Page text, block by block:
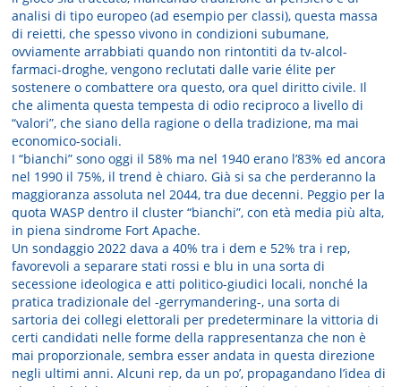
analisi di tipo europeo (ad esempio per classi), questa massa
di reietti, che spesso vivono in condizioni subumane,
ovviamente arrabbiati quando non rintontiti da tv-alcol-
farmaci-droghe, vengono reclutati dalle varie élite per
sostenere o combattere ora questo, ora quel diritto civile. Il
che alimenta questa tempesta di odio reciproco a livello di
“valori”, che siano della ragione o della tradizione, ma mai
economico-sociali.
I “bianchi” sono oggi il 58% ma nel 1940 erano l’83% ed ancora
nel 1990 il 75%, il trend è chiaro. Già si sa che perderanno la
maggioranza assoluta nel 2044, tra due decenni. Peggio per la
quota WASP dentro il cluster “bianchi”, con età media più alta,
in piena sindrome Fort Apache.
Un sondaggio 2022 dava a 40% tra i dem e 52% tra i rep,
favorevoli a separare stati rossi e blu in una sorta di
secessione ideologica e atti politico-giudici locali, nonché la
pratica tradizionale del -gerrymandering-, una sorta di
sartoria dei collegi elettorali per predeterminare la vittoria di
certi candidati nelle forme della rappresentanza che non è
mai proporzionale, sembra esser andata in questa direzione
negli ultimi anni. Alcuni rep, da un po’, propagandano l’idea di